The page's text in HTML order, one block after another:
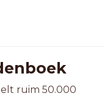
ruim 50.000